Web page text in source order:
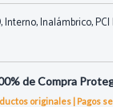
Interno, Inalámbrico,
de Compra
originales | Pagos